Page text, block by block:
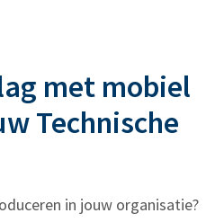
met mobiel
Technische
in jouw organisatie?